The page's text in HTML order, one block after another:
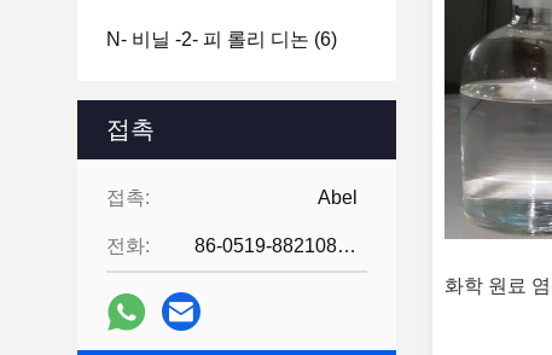
N- 비닐 -2- 피 롤리 디논 (6)
접촉
접촉: Abel
전화: 86-0519-88210855
화학 원료